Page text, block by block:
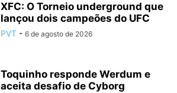
XFC: O Torneio underground que
lançou dois campeões do UFC
PVT - 6 de agosto de 2026
Toquinho responde Werdum e
aceita desafio de Cyborg